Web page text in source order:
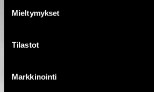
Mieltymykset
Tilastot
Markkinointi